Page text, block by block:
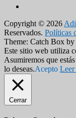
Copyright © 2026
Reservados. Políticas
Theme: Catch Box by
Desplazar
hacia
arriba
Este sitio web utiliza
Asumiremos que
lo deseas.Acepto Leer
Cerrar